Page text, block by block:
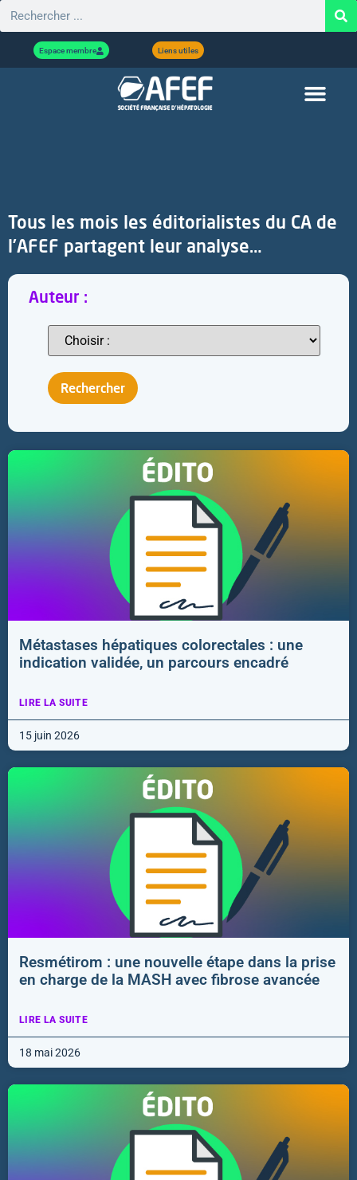
Espace membre Liens utiles
Tous les mois les éditorialistes du CA de
l’AFEF partagent leur analyse…
Auteur :
Métastases hépatiques colorectales : une
indication validée, un parcours encadré
LIRE LA SUITE
15 juin 2026
Resmétirom : une nouvelle étape dans la prise
en charge de la MASH avec fibrose avancée
LIRE LA SUITE
18 mai 2026